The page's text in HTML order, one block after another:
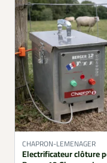
CHAPRON-LEMENAGER
Electrificateur clôture